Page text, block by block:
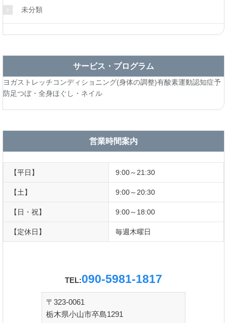
未分類
サービス・プログラム
ヨガストレッチコンディショニング(身体の調整)有酸素運動認知症予
防足つぼ・全身ほぐし・ネイル
営業時間案内
【平日】 9:00～21:30
【土】 9:00～20:30
【日・祝】 9:00～18:00
【定休日】 毎週木曜日
TEL:090-5981-1817
〒323-0061
栃木県小山市卒島1291